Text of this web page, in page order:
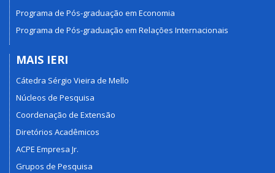
Programa de Pós-graduação em Economia
Programa de Pós-graduação em Relações Internacionais
MAIS IERI
Cátedra Sérgio Vieira de Mello
Núcleos de Pesquisa
Coordenação de Extensão
Diretórios Acadêmicos
ACPE Empresa Jr.
Grupos de Pesquisa